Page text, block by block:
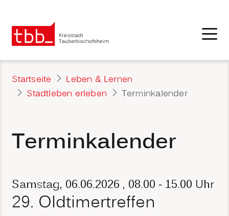
Startseite
Leben & Lernen
Stadtleben erleben
Terminkalender
Terminkalender
Samstag, 06.06.2026 , 08.00 - 15.00 Uhr
29. Oldtimertreffen